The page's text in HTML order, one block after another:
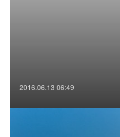
2016.06.13 06:49